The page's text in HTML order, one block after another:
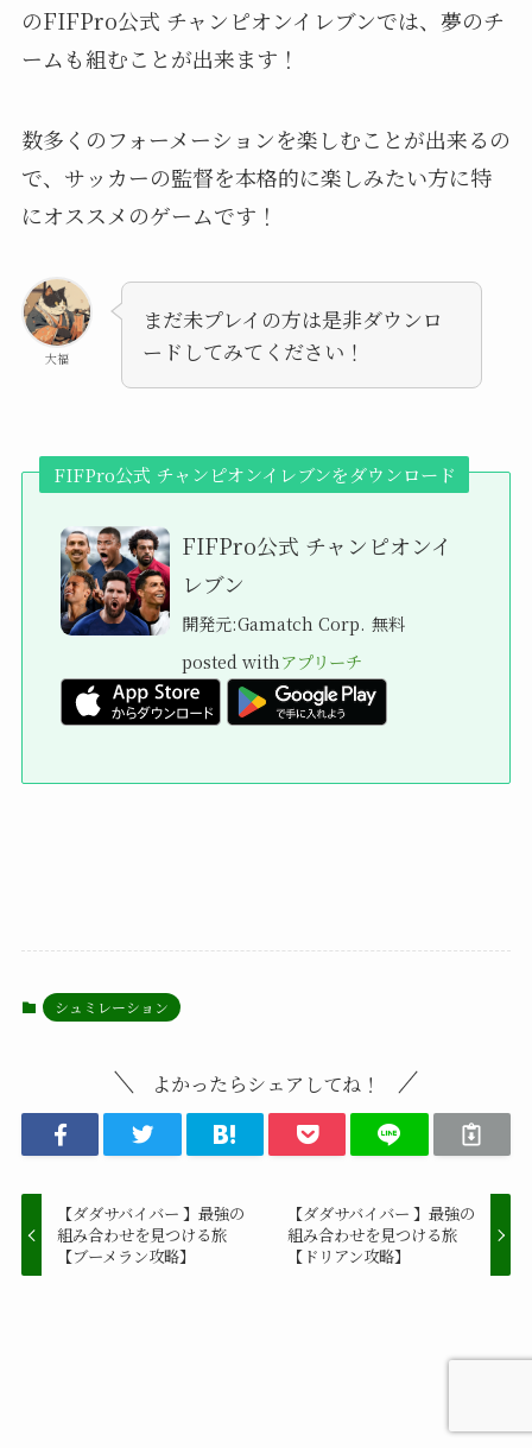
のFIFPro公式 チャンピオンイレブンでは、夢のチ
ームも組むことが出来ます！
数多くのフォーメーションを楽しむことが出来るの
で、サッカーの監督を本格的に楽しみたい方に特
にオススメのゲームです！
大福
まだ未プレイの方は是非ダウンロ
ードしてみてください！
FIFPro公式 チャンピオンイレブンをダウンロード
FIFPro公式 チャンピオンイ
レブン
開発元:Gamatch Corp. 無料
posted withアプリーチ
シュミレーション
よかったらシェアしてね！
【ダダサバイバー 】最強の
組み合わせを見つける旅
【ブーメラン攻略】
【ダダサバイバー 】最強の
組み合わせを見つける旅
【ドリアン攻略】